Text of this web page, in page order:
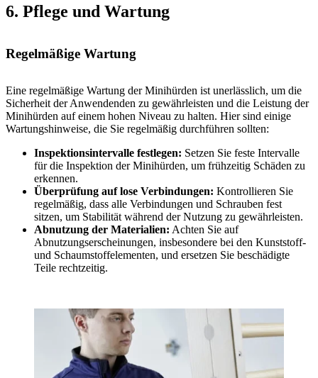
6. Pflege und Wartung
Regelmäßige Wartung
Eine regelmäßige Wartung der Minihürden ist unerlässlich, um die
Sicherheit der Anwendenden zu gewährleisten und die Leistung der
Minihürden auf einem hohen Niveau zu halten. Hier sind einige
Wartungshinweise, die Sie regelmäßig durchführen sollten:
Inspektionsintervalle festlegen: Setzen Sie feste Intervalle
für die Inspektion der Minihürden, um frühzeitig Schäden zu
erkennen.
Überprüfung auf lose Verbindungen: Kontrollieren Sie
regelmäßig, dass alle Verbindungen und Schrauben fest
sitzen, um Stabilität während der Nutzung zu gewährleisten.
Abnutzung der Materialien: Achten Sie auf
Abnutzungserscheinungen, insbesondere bei den Kunststoff-
und Schaumstoffelementen, und ersetzen Sie beschädigte
Teile rechtzeitig.